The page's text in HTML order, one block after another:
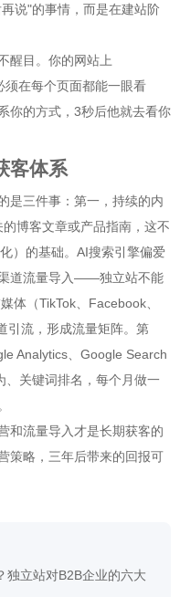
说"的事情，而是在建站阶
醒目。你的网站上
在每个页面都能一眼看
你的方式，3秒后他就去看你
客体系
是三件事：第一，持续的内
博客文章或产品指南，这不
）的基础。AI搜索引擎偏爱
道流量导入——独立站不能
体（TikTok、Facebook、
引流，形成流量矩阵。第
Analytics、Google Search
、关键词排名，每个月做一
和流量导入才是长期获客的
策略，三年后带来的回报可
独立站对B2B企业的六大